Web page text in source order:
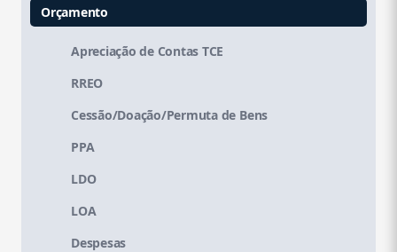
Orçamento
Apreciação de Contas TCE
RREO
Cessão/Doação/Permuta de Bens
PPA
LDO
LOA
Despesas